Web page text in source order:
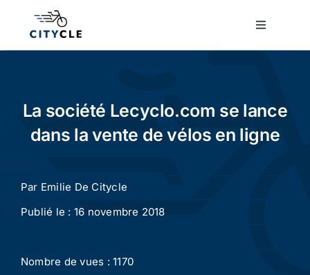
Toggle
Cyclisme urbain
La société Lecyclo.com se lance
dans la vente de vélos en ligne
Par Emilie De Citycle
Publié le : 16 novembre 2018
Nombre de vues : 1170